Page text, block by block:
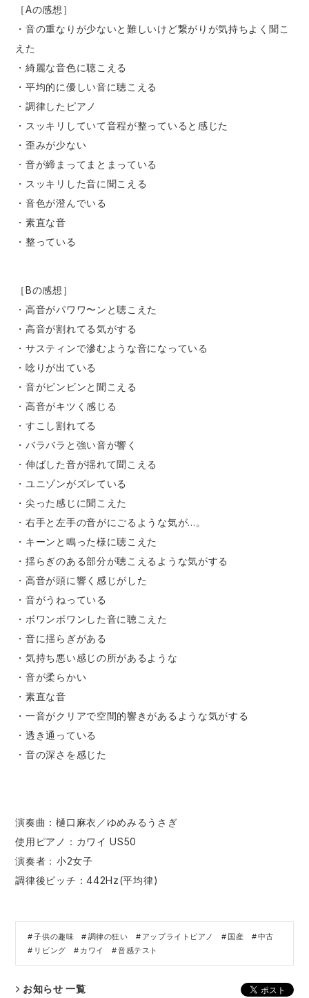
［Aの感想］
・音の重なりが少ないと難しいけど繋がりが気持ちよく聞こ
えた
・綺麗な音色に聴こえる
・平均的に優しい音に聴こえる
・調律したピアノ
・スッキリしていて音程が整っていると感じた
・歪みが少ない
・音が締まってまとまっている
・スッキリした音に聞こえる
・音色が澄んでいる
・素直な音
・整っている
［Bの感想］
・高音がパワワ〜ンと聴こえた
・高音が割れてる気がする
・サスティンで滲むような音になっている
・唸りが出ている
・音がビンビンと聞こえる
・高音がキツく感じる
・すこし割れてる
・バラバラと強い音が響く
・伸ばした音が揺れて聞こえる
・ユニゾンがズレている
・尖った感じに聞こえた
・右手と左手の音がにごるような気が…。
・キーンと鳴った様に聴こえた
・揺らぎのある部分が聴こえるような気がする
・高音が頭に響く感じがした
・音がうねっている
・ボワンボワンした音に聴こえた
・音に揺らぎがある
・気持ち悪い感じの所があるような
・音が柔らかい
・素直な音
・一音がクリアで空間的響きがあるような気がする
・透き通っている
・音の深さを感じた
演奏曲：樋口麻衣／ゆめみるうさぎ
使用ピアノ：カワイ US50
演奏者：​⁠​小2女子
調律後ピッチ：442Hz(平均律)
子供の趣味 調律の狂い アップライトピアノ 国産
中古
リビング
カワイ 音感テスト
お知らせ 一覧